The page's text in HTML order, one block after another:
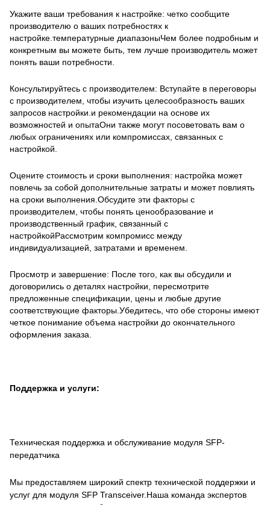
Укажите ваши требования к настройке: четко сообщите
производителю о ваших потребностях к
настройке.температурные диапазоныЧем более подробным и
конкретным вы можете быть, тем лучше производитель может
понять ваши потребности.
Консультируйтесь с производителем: Вступайте в переговоры
с производителем, чтобы изучить целесообразность ваших
запросов настройки.и рекомендации на основе их
возможностей и опытаОни также могут посоветовать вам о
любых ограничениях или компромиссах, связанных с
настройкой.
Оцените стоимость и сроки выполнения: настройка может
повлечь за собой дополнительные затраты и может повлиять
на сроки выполнения.Обсудите эти факторы с
производителем, чтобы понять ценообразование и
производственный график, связанный с
настройкойРассмотрим компромисс между
индивидуализацией, затратами и временем.
Просмотр и завершение: После того, как вы обсудили и
договорились о деталях настройки, пересмотрите
предложенные спецификации, цены и любые другие
соответствующие факторы.Убедитесь, что обе стороны имеют
четкое понимание объема настройки до окончательного
оформления заказа.
Поддержка и услуги:
Техническая поддержка и обслуживание модуля SFP-
передатчика
Мы предоставляем широкий спектр технической поддержки и
услуг для модуля SFP Transceiver.Наша команда экспертов